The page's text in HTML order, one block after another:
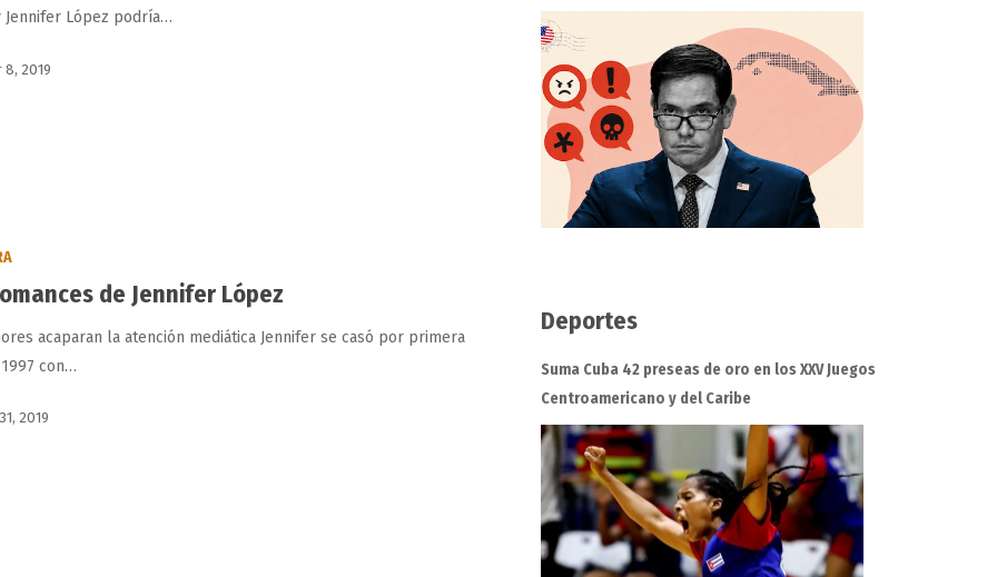
Jennifer López podría…
8, 2019
de Jennifer López
acaparan la atención mediática Jennifer se casó por primera
con…
2019
Deportes
Suma Cuba 42 preseas de oro en los XXV Juegos
Centroamericano y del Caribe